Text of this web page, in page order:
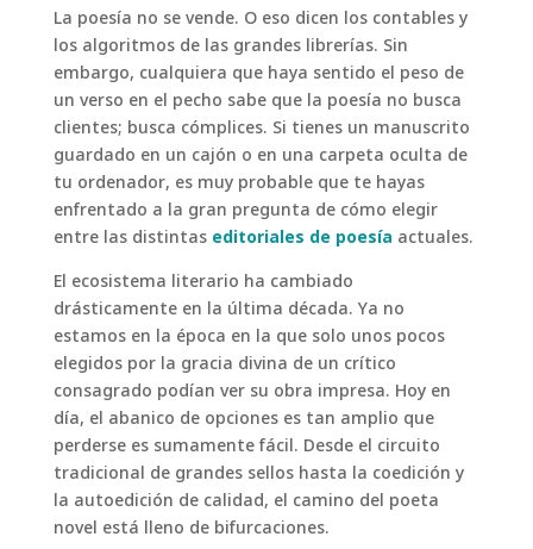
La poesía no se vende. O eso dicen los contables y
los algoritmos de las grandes librerías. Sin
embargo, cualquiera que haya sentido el peso de
un verso en el pecho sabe que la poesía no busca
clientes; busca cómplices. Si tienes un manuscrito
guardado en un cajón o en una carpeta oculta de
tu ordenador, es muy probable que te hayas
enfrentado a la gran pregunta de cómo elegir
entre las distintaseditoriales de poesíaactuales.
El ecosistema literario ha cambiado
drásticamente en la última década. Ya no
estamos en la época en la que solo unos pocos
elegidos por la gracia divina de un crítico
consagrado podían ver su obra impresa. Hoy en
día, el abanico de opciones es tan amplio que
perderse es sumamente fácil. Desde el circuito
tradicional de grandes sellos hasta la coedición y
la autoedición de calidad, el camino del poeta
novel está lleno de bifurcaciones.